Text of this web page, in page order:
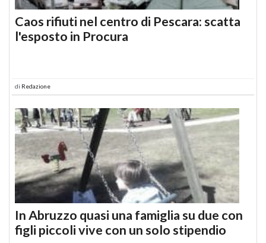
Caos rifiuti nel centro di Pescara: scatta
l'esposto in Procura
di Redazione
In Abruzzo quasi una famiglia su due con
figli piccoli vive con un solo stipendio